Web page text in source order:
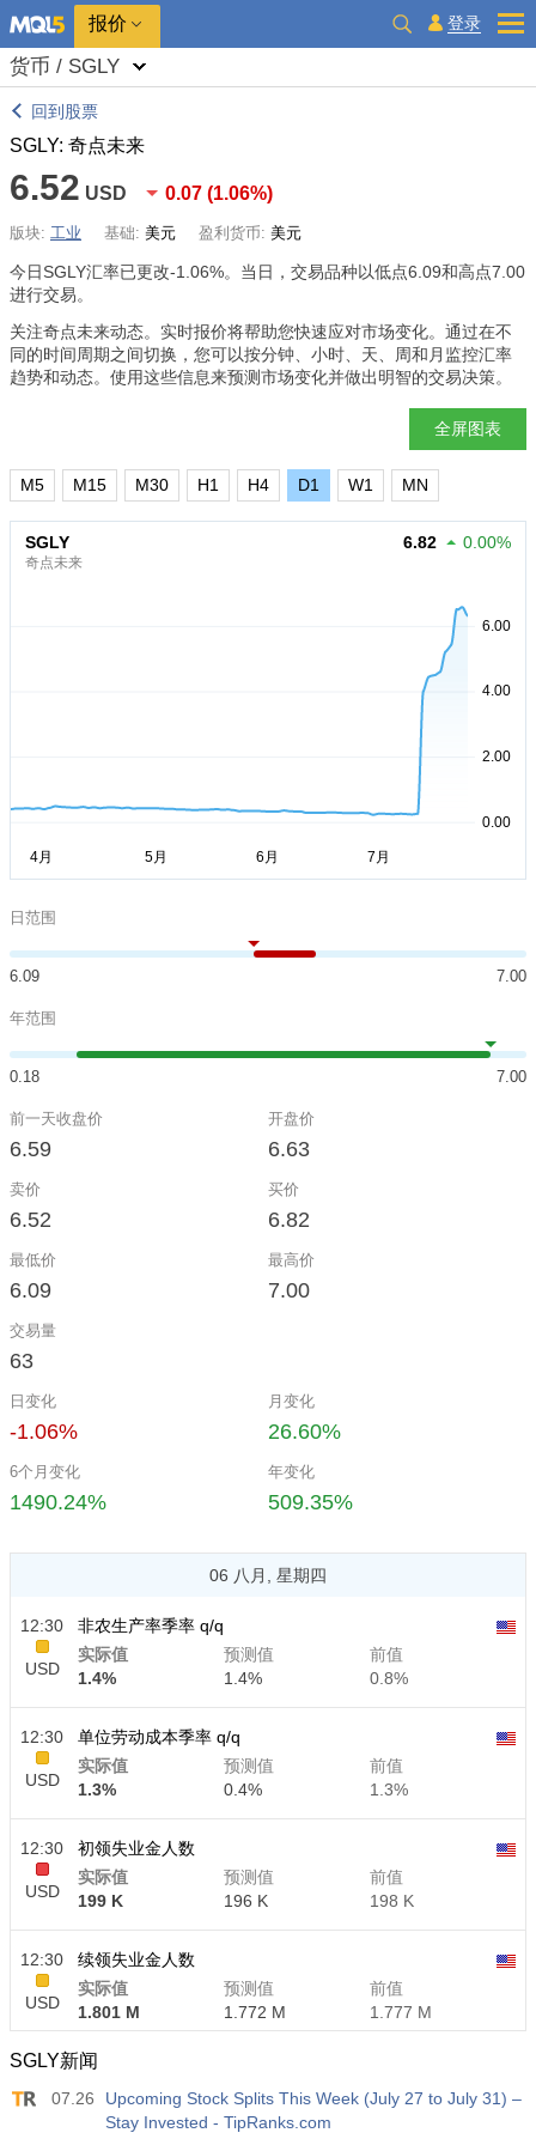
报价 登录
货币 / SGLY
回到股票
SGLY: 奇点未来
6.52 USD 0.07 (1.06%)
版块: 工业 基础: 美元 盈利货币: 美元
今日SGLY汇率已更改-1.06%。当日，交易品种以低点6.09和高点7.00
进行交易。
关注奇点未来动态。实时报价将帮助您快速应对市场变化。通过在不
同的时间周期之间切换，您可以按分钟、小时、天、周和月监控汇率
趋势和动态。使用这些信息来预测市场变化并做出明智的交易决策。
全屏图表
M5 M15 M30 H1 H4 D1 W1 MN
SGLY
奇点未来
6.82 0.00%
日范围
6.09 7.00
年范围
0.18 7.00
前一天收盘价
6.59
开盘价
6.63
卖价
6.52
买价
6.82
最低价
6.09
最高价
7.00
交易量
63
日变化
-1.06%
月变化
26.60%
6个月变化
1490.24%
年变化
509.35%
06 八月, 星期四
12:30
USD
非农生产率季率 q/q
实际值
1.4%
预测值
1.4%
前值
0.8%
12:30
USD
单位劳动成本季率 q/q
实际值
1.3%
预测值
0.4%
前值
1.3%
12:30
USD
初领失业金人数
实际值
199 K
预测值
196 K
前值
198 K
12:30
USD
续领失业金人数
实际值
1.801 M
预测值
1.772 M
前值
1.777 M
SGLY新闻
07.26
Upcoming Stock Splits This Week (July 27 to July 31) –
Stay Invested - TipRanks.com